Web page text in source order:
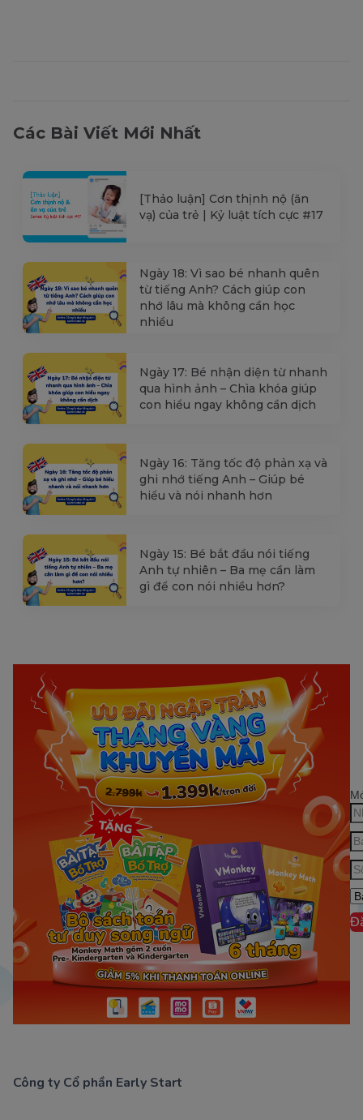
Các Bài Viết Mới Nhất
[Thảo luận] Cơn thịnh nộ (ăn
vạ) của trẻ | Kỷ luật tích cực #17
Ngày 18: Vì sao bé nhanh quên
từ tiếng Anh? Cách giúp con
nhớ lâu mà không cần học
nhiều
Ngày 17: Bé nhận diện từ nhanh
qua hình ảnh – Chìa khóa giúp
con hiểu ngay không cần dịch
Ngày 16: Tăng tốc độ phản xạ và
ghi nhớ tiếng Anh – Giúp bé
hiểu và nói nhanh hơn
Ngày 15: Bé bắt đầu nói tiếng
Anh tự nhiên – Ba mẹ cần làm
gì để con nói nhiều hơn?
Công ty Cổ phần Early Start